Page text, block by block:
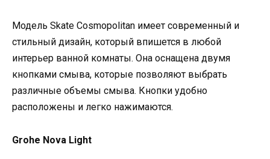
Модель Skate Cosmopolitan имеет современный и
стильный дизайн, который впишется в любой
интерьер ванной комнаты. Она оснащена двумя
кнопками смыва, которые позволяют выбрать
различные объемы смыва. Кнопки удобно
расположены и легко нажимаются.
Grohe Nova Light